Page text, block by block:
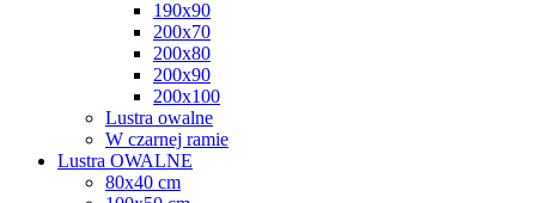
190x90
200x70
200x80
200x90
200x100
Lustra owalne
W czarnej ramie
Lustra OWALNE
80x40 cm